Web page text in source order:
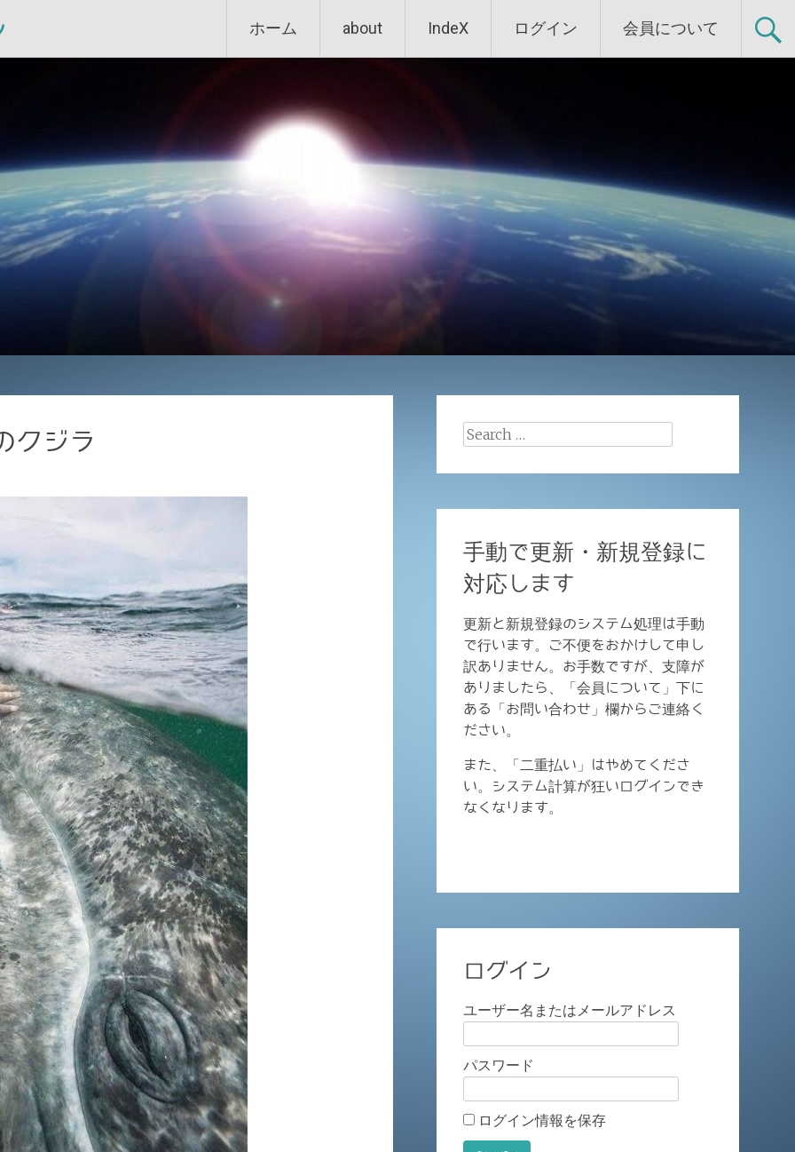
to
ホーム about IndeX ログイン 会員について
クジラ
Search
手動で更新・新規登録に
対応します
更新と新規登録のシステム処理は手動
で行います。ご不便をおかけして申し
訳ありません。お手数ですが、支障が
ありましたら、「会員について」下に
ある「お問い合わせ」欄からご連絡く
ださい。
また、「二重払い」はやめてくださ
い。システム計算が狂いログインでき
なくなります。
ログイン
ユーザー名またはメールアドレス
パスワード
ログイン情報を保存